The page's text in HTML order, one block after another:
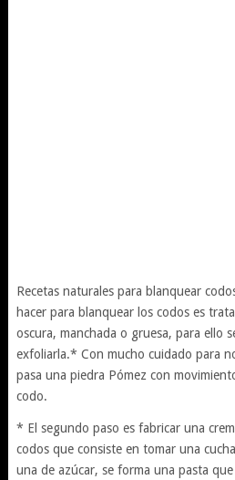
Recetas naturales para blanquear
hacer para blanquear los codos es
oscura, manchada o gruesa, para ello
exfoliarla.* Con mucho cuidado para
pasa una piedra Pómez con
codo.
* El segundo paso es fabricar una
codos que consiste en tomar una
una de azúcar, se forma una pasta